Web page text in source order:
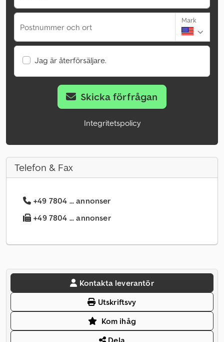
Postnummer och ort
Mark
Jag är återförsäljare.
Skicka förfrågan
Integritetspolicy
Telefon & Fax
+49 7804 ... annonser
+49 7804 ... annonser
Kontakta leverantör
Utskriftsvy
Kom ihåg